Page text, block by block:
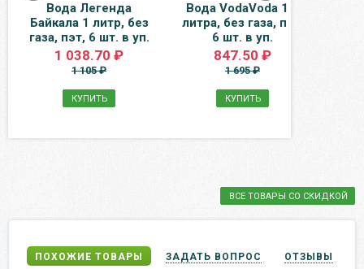
Вода Легенда
Байкала 1 литр, без
газа, пэт, 6 шт. в уп.
1 038.70 ₽
1 105 ₽
КУПИТЬ
Вода VodaVoda 1,5
литра, без газа, пэт,
6 шт. в уп.
847.50 ₽
1 695 ₽
КУПИТЬ
ВСЕ ТОВАРЫ СО СКИДКОЙ
ПОХОЖИЕ ТОВАРЫ ЗАДАТЬ ВОПРОС ОТЗЫВЫ